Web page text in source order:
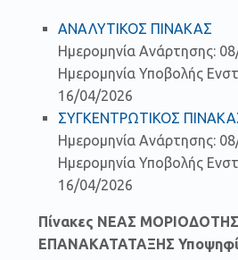
ΑΝΑΛΥΤΙΚΟΣ ΠΙΝΑΚΑΣ
Ημερομηνία Ανάρτησης:
Ημερομηνία Υποβολής
16/04/2026
ΣΥΓΚΕΝΤΡΩΤΙΚΟΣ
Ημερομηνία Ανάρτησης:
Ημερομηνία Υποβολής
16/04/2026
Πίνακες ΝΕΑΣ
ΕΠΑΝΑΚΑΤΑΤΑΞΗΣ